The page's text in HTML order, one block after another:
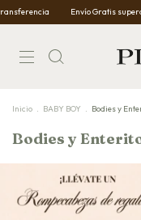
Envío Gratis superando los
Inicio . BABY BOY . Bodies y
Bodies y